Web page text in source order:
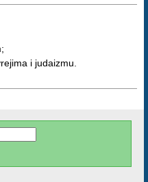
i judaizmu.